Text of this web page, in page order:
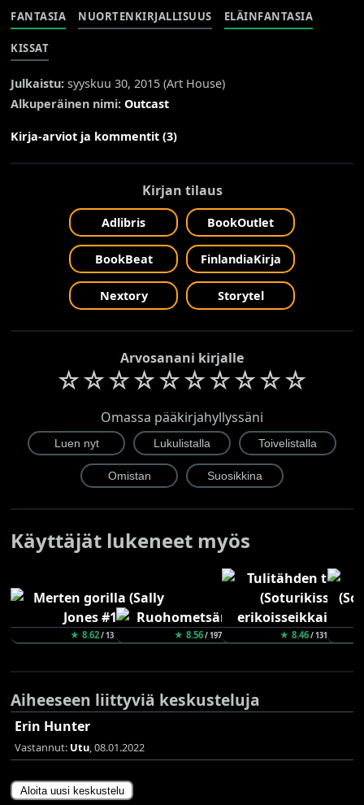
FANTASIA NUORTENKIRJALLISUUS ELÄINFANTASIA
KISSAT
Julkaistu: syyskuu 30, 2015 (Art House)
Alkuperäinen nimi: Outcast
Kirja-arviot ja kommentit (3)
Kirjan tilaus
Adlibris BookOutlet
BookBeat FinlandiaKirja
Nextory Storytel
Arvosanani kirjalle
☆☆☆☆☆☆☆☆☆☆
Omassa pääkirjahyllyssäni
Käyttäjät lukeneet myös
★ 8.62/ 13 ★ 8.56/ 197 ★ 8.46/ 131
Aiheeseen liittyviä keskusteluja
Erin Hunter
Vastannut: Utu, 08.01.2022
Aloita uusi keskustelu